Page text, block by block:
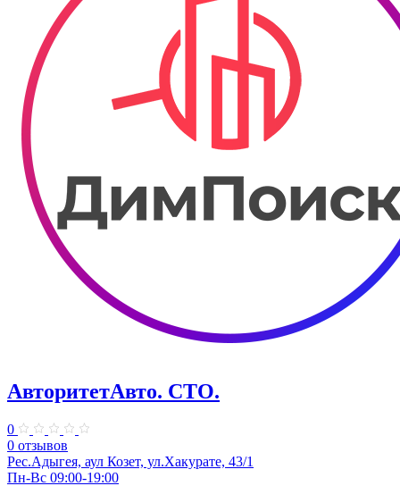
АвторитетАвто. СТО.
0
0 отзывов
Рес.Адыгея, аул Козет, ул.Хакурате, 43/1
Пн-Вс 09:00-19:00